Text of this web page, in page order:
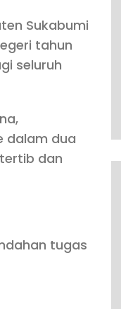
Sukabumi
tahun
seluruh
dalam dua
dan
tugas